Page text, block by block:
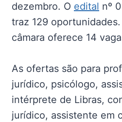
dezembro. O edital nº
traz 129
câmara oferece 14
As ofertas são para
jurídico, psicólogo,
intérprete de Libras,
jurídico, assistente em